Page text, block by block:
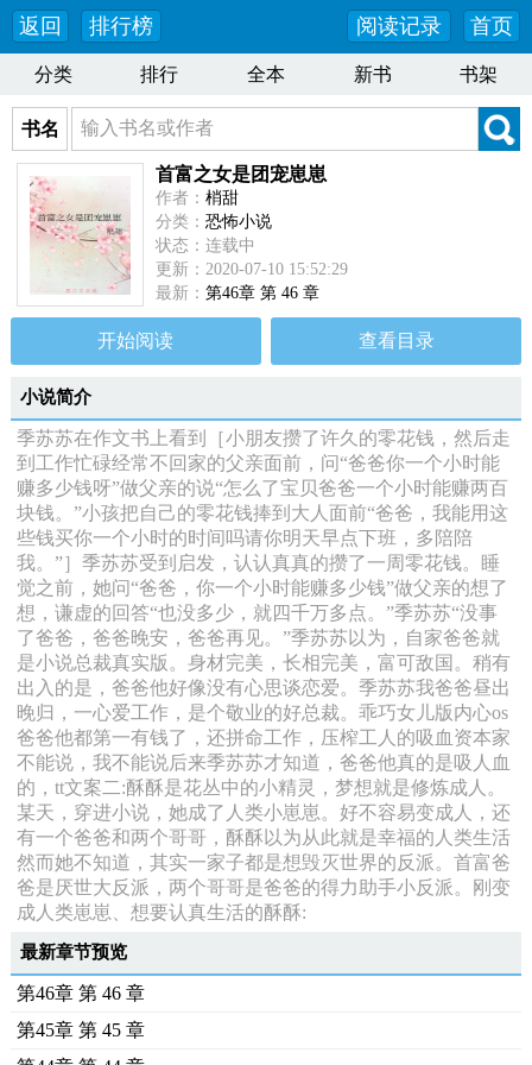
返回 排行榜 首页
阅读记录
分类 排行 全本 新书 书架
书名
首富之女是团宠崽崽
作者： 梢甜
分类： 恐怖小说
状态：连载中
更新：2020-07-10 15:52:29
最新： 第46章 第 46 章
开始阅读 查看目录
小说简介
季苏苏在作文书上看到［小朋友攒了许久的零花钱，然后走
到工作忙碌经常不回家的父亲面前，问“爸爸你一个小时能
赚多少钱呀”做父亲的说“怎么了宝贝爸爸一个小时能赚两百
块钱。”小孩把自己的零花钱捧到大人面前“爸爸，我能用这
些钱买你一个小时的时间吗请你明天早点下班，多陪陪
我。”］季苏苏受到启发，认认真真的攒了一周零花钱。睡
觉之前，她问“爸爸，你一个小时能赚多少钱”做父亲的想了
想，谦虚的回答“也没多少，就四千万多点。”季苏苏“没事
了爸爸，爸爸晚安，爸爸再见。”季苏苏以为，自家爸爸就
是小说总裁真实版。身材完美，长相完美，富可敌国。稍有
出入的是，爸爸他好像没有心思谈恋爱。季苏苏我爸爸昼出
晚归，一心爱工作，是个敬业的好总裁。乖巧女儿版内心os
爸爸他都第一有钱了，还拼命工作，压榨工人的吸血资本家
不能说，我不能说后来季苏苏才知道，爸爸他真的是吸人血
的，tt文案二:酥酥是花丛中的小精灵，梦想就是修炼成人。
某天，穿进小说，她成了人类小崽崽。好不容易变成人，还
有一个爸爸和两个哥哥，酥酥以为从此就是幸福的人类生活
然而她不知道，其实一家子都是想毁灭世界的反派。首富爸
爸是厌世大反派，两个哥哥是爸爸的得力助手小反派。刚变
成人类崽崽、想要认真生活的酥酥:
最新章节预览
第46章 第 46 章
第45章 第 45 章